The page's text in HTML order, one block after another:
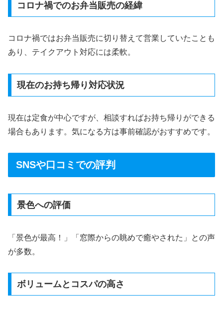
コロナ禍でのお弁当販売の経緯
コロナ禍ではお弁当販売に切り替えて営業していたことも
あり、テイクアウト対応には柔軟。
現在のお持ち帰り対応状況
現在は定食が中心ですが、相談すればお持ち帰りができる
場合もあります。気になる方は事前確認がおすすめです。
SNSや口コミでの評判
景色への評価
「景色が最高！」「窓際からの眺めで癒やされた」との声
が多数。
ボリュームとコスパの高さ